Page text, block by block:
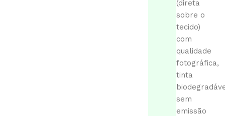
(direta
sobre o
tecido)
com
qualidade
fotográfica,
tinta
sem
emissão